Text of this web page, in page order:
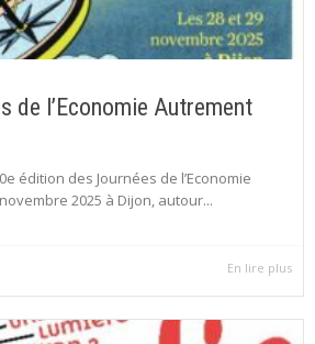
de l’Economie Autrement
édition des Journées de l’Economie
2025 à Dijon, autour...
En lire plus